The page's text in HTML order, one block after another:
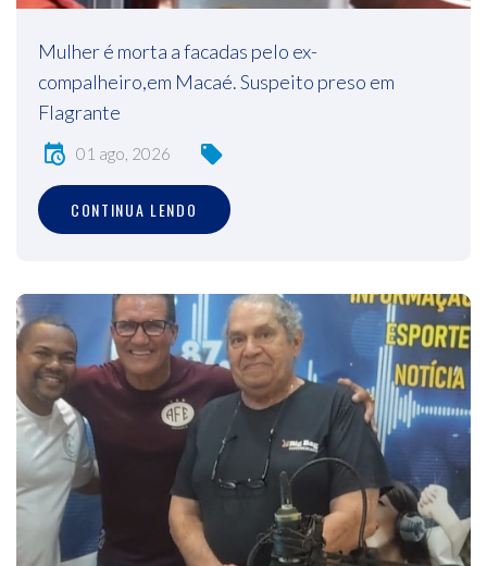
Mulher é morta a facadas pelo ex-
compalheiro,em Macaé. Suspeito preso em
Flagrante
01 ago, 2026
CONTINUA LENDO